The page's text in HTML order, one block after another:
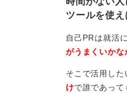
ツールを使
自己PRは就活
がうまくいかな
そこで活用した
けで誰であって